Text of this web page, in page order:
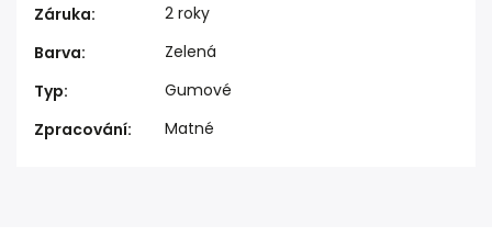
Záruka:
2 roky
Barva:
Zelená
Typ:
Gumové
Zpracování: Matné